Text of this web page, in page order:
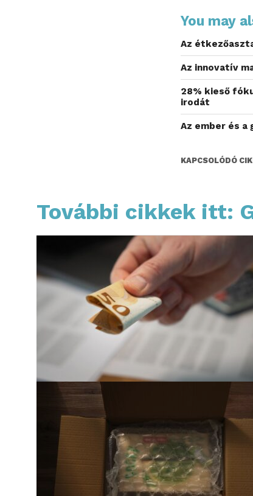
You may
Az
Az innovatív
28% kieső
irodát
Az ember és
KAPCSOLÓDÓ
További cikkek itt: